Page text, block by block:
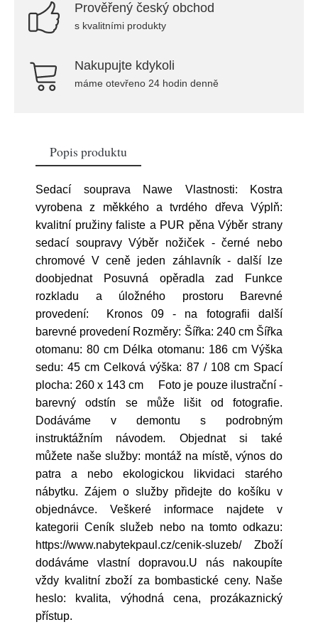
Prověřený český obchod
s kvalitními produkty
Nakupujte kdykoli
máme otevřeno 24 hodin denně
Popis produktu
Sedací souprava Nawe Vlastnosti: Kostra
vyrobena z měkkého a tvrdého dřeva Výplň:
kvalitní pružiny faliste a PUR pěna Výběr strany
sedací soupravy Výběr nožiček - černé nebo
chromové V ceně jeden záhlavník - další lze
doobjednat Posuvná opěradla zad Funkce
rozkladu a úložného prostoru Barevné
provedení: Kronos 09 - na fotografii další
barevné provedení Rozměry: Šířka: 240 cm Šířka
otomanu: 80 cm Délka otomanu: 186 cm Výška
sedu: 45 cm Celková výška: 87 / 108 cm Spací
plocha: 260 x 143 cm Foto je pouze ilustrační -
barevný odstín se může lišit od fotografie.
Dodáváme v demontu s podrobným
instruktážním návodem. Objednat si také
můžete naše služby: montáž na místě, výnos do
patra a nebo ekologickou likvidaci starého
nábytku. Zájem o služby přidejte do košíku v
objednávce. Veškeré informace najdete v
kategorii Ceník služeb nebo na tomto odkazu:
https://www.nabytekpaul.cz/cenik-sluzeb/ Zboží
dodáváme vlastní dopravou.U nás nakoupíte
vždy kvalitní zboží za bombastické ceny. Naše
heslo: kvalita, výhodná cena, prozákaznický
přístup.